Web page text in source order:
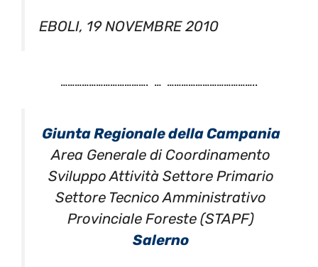
EBOLI, 19 NOVEMBRE 2010
………………………………. … ………………………………..
Giunta Regionale della Campania
Area Generale di Coordinamento
Sviluppo Attività Settore Primario
Settore Tecnico Amministrativo
Provinciale Foreste (STAPF)
Salerno